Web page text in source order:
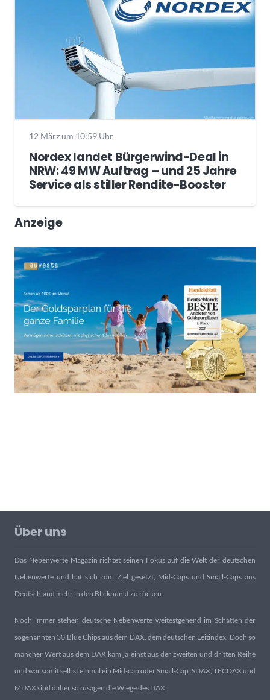
12 März um 10:59 Uhr
Nordex landet Bürgerwind-Deal in
NRW: 49 MW Auftrag – und 25 Jahre
Service als stiller Rendite-Booster
Anzeige
Über uns
Das Nebenwerte Magazin richtet seinen Fokus auf die Welt der deutschen
Nebenwerte und hat sich zum Ziel gesetzt, Mid-Caps und Small-Caps aus
Deutschland mehr in den Blickpunkt zu rücken.
Noch immer stehen deutsche Nebenwerte weitestgehend im Schatten der
sogenannten 30 Blue Chips aus dem DAX, dem deutschen Leitindex. Doch so
mancher Wert aus dem DAX kam ja einst aus der zweiten und dritten Reihe
und war somit selbst einmal ein Mid-cap oder Small-Cap. SDAX, TECDAX und
MDAX sind daher sozusagen die Wiege des DAX.